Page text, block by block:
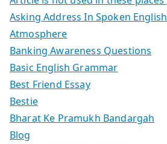
Asking Address In Spoken English
Atmosphere
Banking Awareness Questions
Basic English Grammar
Best Friend Essay
Bestie
Bharat Ke Pramukh Bandargah
Blog